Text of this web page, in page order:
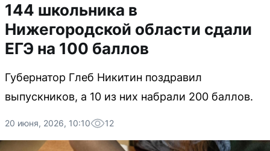
144 школьника в
Нижегородской области сдали
ЕГЭ на 100 баллов
Губернатор Глеб Никитин поздравил
выпускников, а 10 из них набрали 200 баллов.
20 июня, 2026, 10:10 12